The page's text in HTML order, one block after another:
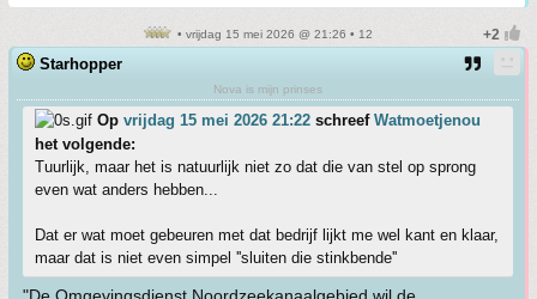
• vrijdag 15 mei 2026 @ 21:26 • 12
Starhopper
Nova is mijn prinses
Op vrijdag 15 mei 2026 21:22 schreef Watmoetjenou
het volgende:
Tuurlijk, maar het is natuurlijk niet zo dat die van stel op sprong
even wat anders hebben...
Dat er wat moet gebeuren met dat bedrijf lijkt me wel kant en klaar,
maar dat is niet even simpel ''sluiten die stinkbende''